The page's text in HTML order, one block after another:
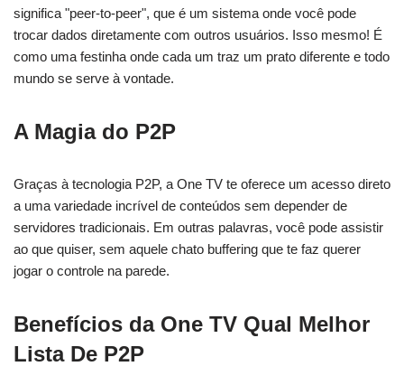
significa "peer-to-peer", que é um sistema onde você pode
trocar dados diretamente com outros usuários. Isso mesmo! É
como uma festinha onde cada um traz um prato diferente e todo
mundo se serve à vontade.
A Magia do P2P
Graças à tecnologia P2P, a One TV te oferece um acesso direto
a uma variedade incrível de conteúdos sem depender de
servidores tradicionais. Em outras palavras, você pode assistir
ao que quiser, sem aquele chato buffering que te faz querer
jogar o controle na parede.
Benefícios da One TV Qual Melhor
Lista De P2P